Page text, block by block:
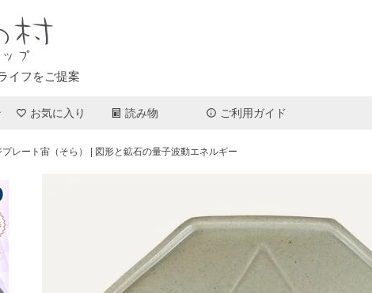
イフをご提案
お気に入り 読み物 ご利用ガイド
プレート宙（そら） | 図形と鉱石の量子波動エネルギー